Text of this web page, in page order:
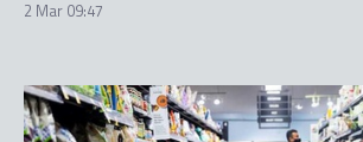
2 Mar 09:47